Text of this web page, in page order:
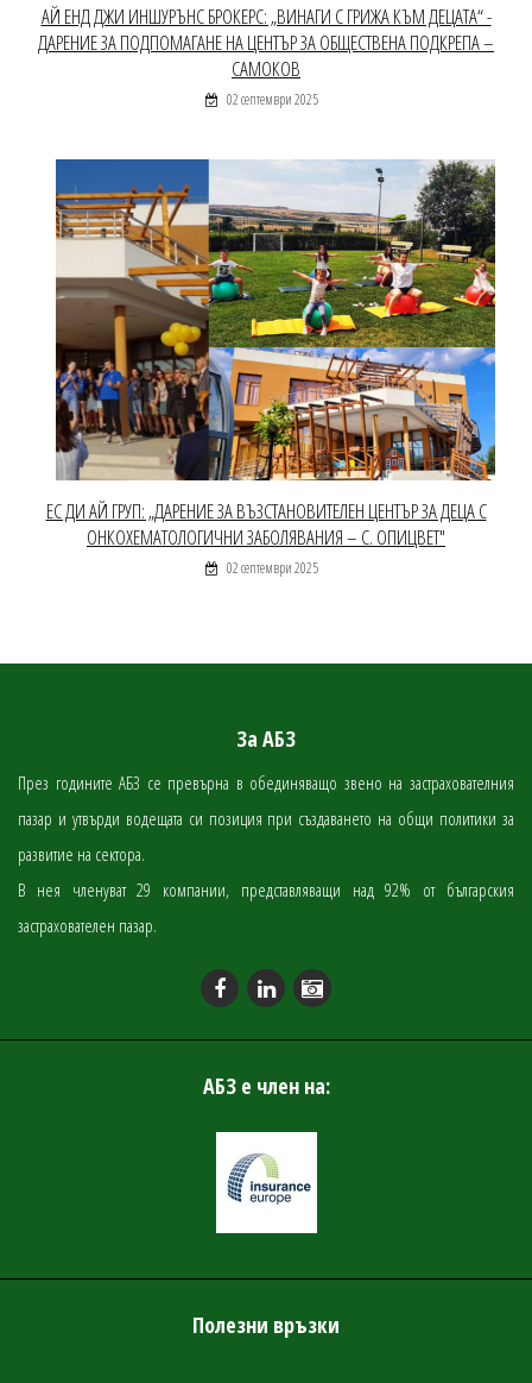
АЙ ЕНД ДЖИ ИНШУРЪНС БРОКЕРС: „ВИНАГИ С ГРИЖА КЪМ ДЕЦАТА“ -
ДАРЕНИЕ ЗА ПОДПОМАГАНЕ НА ЦЕНТЪР ЗА ОБЩЕСТВЕНА ПОДКРЕПА –
САМОКОВ
02 септември 2025
ЕС ДИ АЙ ГРУП: „ДАРЕНИЕ ЗА ВЪЗСТАНОВИТЕЛЕН ЦЕНТЪР ЗА ДЕЦА С
ОНКОХЕМАТОЛОГИЧНИ ЗАБОЛЯВАНИЯ – С. ОПИЦВЕТ"
02 септември 2025
За АБЗ
През годините АБЗ се превърна в обединяващо звено на застрахователния
пазар и утвърди водещата си позиция при създаването на общи политики за
развитие на сектора.
В нея членуват 29 компании, представляващи над 92% от българския
застрахователен пазар.
АБЗ е член на:
Полезни връзки